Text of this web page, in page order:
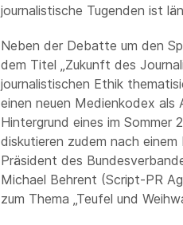
journalistische Tugenden ist
Neben der Debatte um den
dem Titel „Zukunft des
journalistischen Ethik
einen neuen Medienkodex als
Hintergrund eines im Sommer
diskutieren zudem nach
Präsident des
Michael Behrent (Script-PR
zum Thema „Teufel und